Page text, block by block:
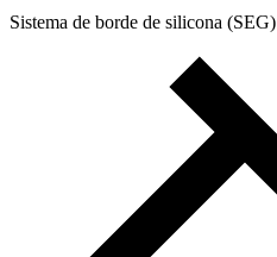
Sistema de borde de silicona (SEG)